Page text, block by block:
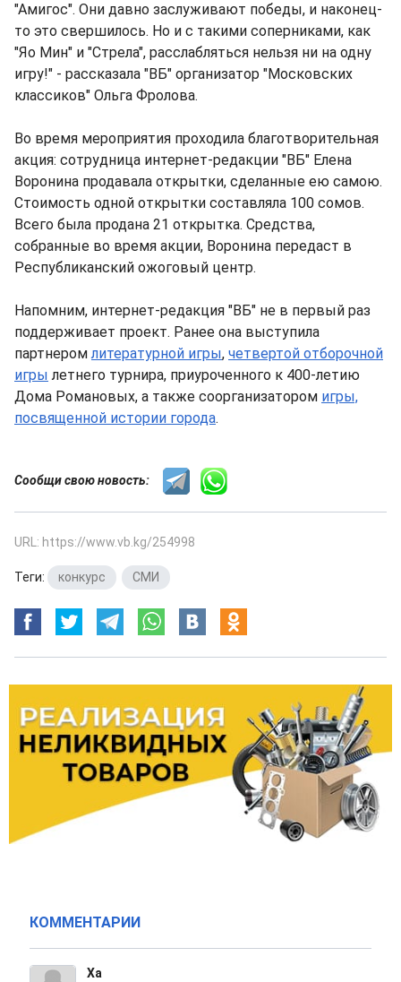
"Амигос". Они давно заслуживают победы, и наконец-
то это свершилось. Но и с такими соперниками, как
"Яо Мин" и "Стрела", расслабляться нельзя ни на одну
игру!" - рассказала "ВБ" организатор "Московских
классиков" Ольга Фролова.
Во время мероприятия проходила благотворительная
акция: сотрудница интернет-редакции "ВБ" Елена
Воронина продавала открытки, сделанные ею самою.
Стоимость одной открытки составляла 100 сомов.
Всего была продана 21 открытка. Средства,
собранные во время акции, Воронина передаст в
Республиканский ожоговый центр.
Напомним, интернет-редакция "ВБ" не в первый раз
поддерживает проект. Ранее она выступила
партнеромлитературной игры, четвертой отборочной
игры летнего турнира, приуроченного к 400-летию
Дома Романовых, а также соорганизатором игры,
посвященной истории города.
Сообщи свою новость:
URL: https://www.vb.kg/254998
Теги: конкурс СМИ
КОММЕНТАРИИ
Ха